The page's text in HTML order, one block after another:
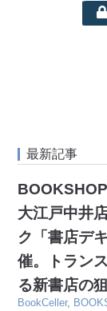
最新記事
大江戸中井
ク「書店デ
催。トラン
る新書店の
BookCeller,